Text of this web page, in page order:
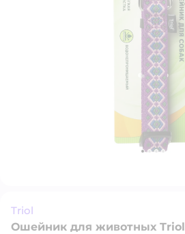
Triol
Ошейник для животных Triol